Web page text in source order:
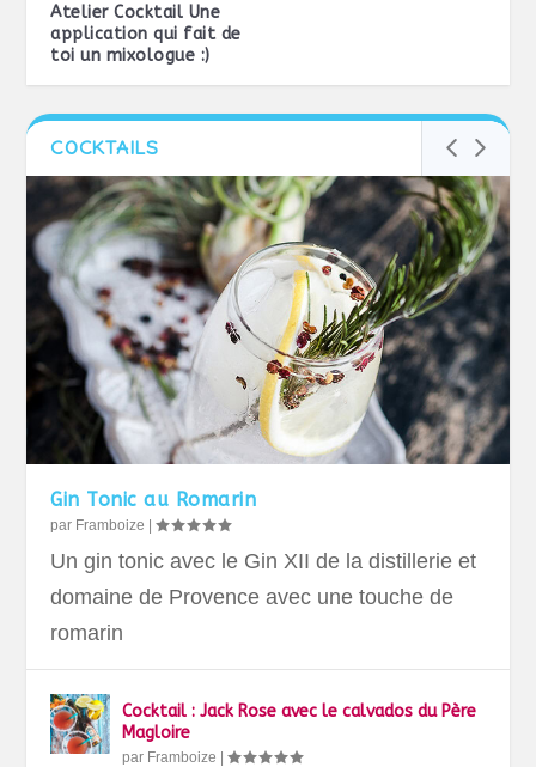
Atelier Cocktail Une
application qui fait de
toi un mixologue :)
COCKTAILS
Gin Tonic au Romarin
par Framboize |
Un gin tonic avec le Gin XII de la distillerie et
domaine de Provence avec une touche de
romarin
Cocktail : Jack Rose avec le calvados du Père
Magloire
par Framboize |